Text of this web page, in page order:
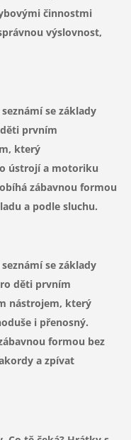
činnostmi
výslovnost,
se základy
prvním
který
ústrojí a motoriku
zábavnou formou
a podle sluchu.
se základy
děti prvním
nástrojem, který
i přenosný.
formou bez
a zpívat